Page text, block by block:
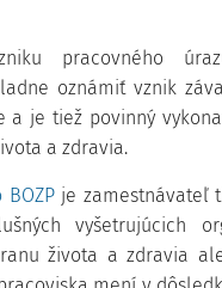
pracovného
oznámiť vznik
a je tiež povinný
a zdravia.
BOZPje zamestnávateľ
vyšetrujúcich
života a zdravia